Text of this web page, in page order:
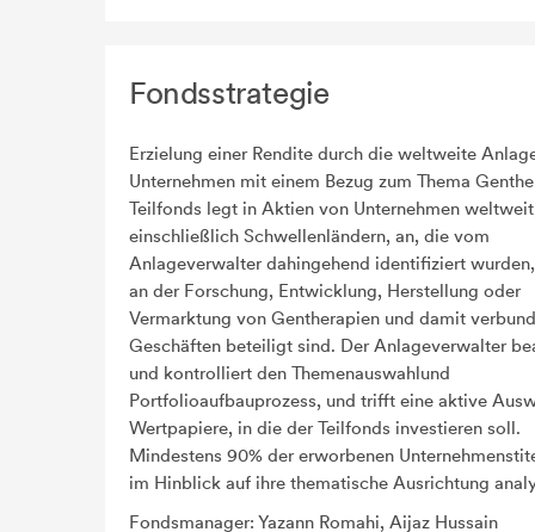
Fondsstrategie
Erzielung einer Rendite durch die weltweite
Unternehmen mit einem Bezug zum Thema
Teilfonds legt in Aktien von Unternehmen
einschließlich Schwellenländern, an, die vom
Anlageverwalter dahingehend identifiziert
an der Forschung, Entwicklung, Herstellung oder
Vermarktung von Gentherapien und damit
Geschäften beteiligt sind. Der Anlageverwalter
und kontrolliert den Themenauswahlund
Portfolioaufbauprozess, und trifft eine aktive
Wertpapiere, in die der Teilfonds investieren soll.
Mindestens 90% der erworbenen
im Hinblick auf ihre thematische Ausrichtung
Fondsmanager: Yazann Romahi, Aijaz Hussain